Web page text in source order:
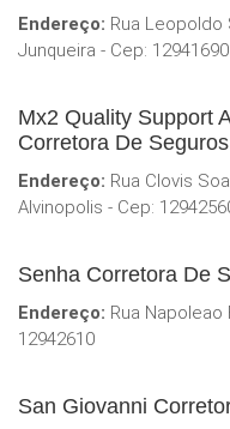
Endereço: Rua Leopoldo
Junqueira - Cep: 12941690
Mx2 Quality Support
Corretora De Seguros
Endereço: Rua Clovis
Alvinopolis - Cep:
Senha Corretora De
Endereço: Rua Napoleao
12942610
San Giovanni